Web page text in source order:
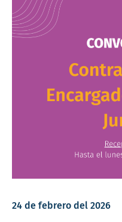
24 de febrero del 2026